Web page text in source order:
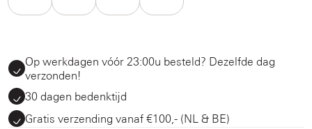
Op werkdagen vóór 23:00u besteld? Dezelfde dag
verzonden!
30 dagen bedenktijd
Gratis verzending vanaf €100,- (NL & BE)